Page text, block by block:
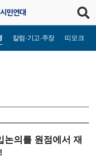
칼럼·기고·주장 띠모크라
논의를 원점에서 재